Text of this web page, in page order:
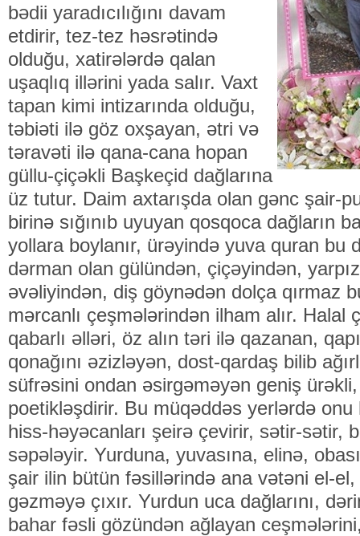
bədii yaradıcılığını davam
etdirir, tez-tez həsrətində
olduğu, xatirələrdə qalan
uşaqlıq illərini yada salır. Vaxt
tapan kimi intizarında olduğu,
təbiəti ilə göz oxşayan, ətri və
təravəti ilə qana-cana hopan
güllu-çiçəkli Başkeçid dağlarına
üz tutur. Daim axtarışda olan gənc şair-
birinə sığınıb uyuyan qosqoca dağların
yollara boylanır, ürəyində yuva quran bu
dərman olan gülündən, çiçəyindən,
əvəliyindən, diş göynədən dolça qırmaz
mərcanlı çeşmələrindən ilham alır. Halal
qabarlı əlləri, öz alın təri ilə qazanan,
qonağını əzizləyən, dost-qardaş bilib
süfrəsini ondan əsirgəməyən geniş
poetikləşdirir. Bu müqəddəs yerlərdə onu
hiss-həyəcanları şeirə çevirir, sətir-sətir,
səpələyir. Yurduna, yuvasına, elinə,
şair ilin bütün fəsillərində ana vətəni el-
gəzməyə çıxır. Yurdun uca dağlarını,
bahar fəsli gözündən ağlayan